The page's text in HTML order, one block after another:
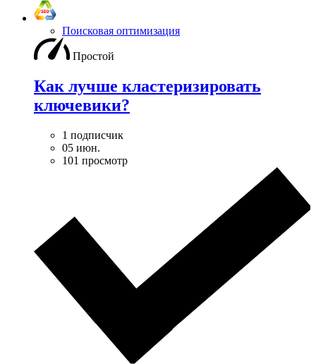
Поисковая оптимизация
Простой
Как лучше кластеризировать
ключевики?
1 подписчик
05 июн.
101 просмотр